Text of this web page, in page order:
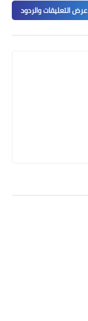
عرض التعليقات والردود